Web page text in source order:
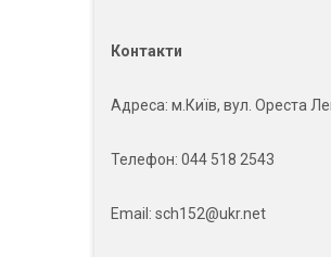
Контакти
Адреса: м.Київ, вул. Ореста
Телефон: 044 518 2543
Email: sch152@ukr.net